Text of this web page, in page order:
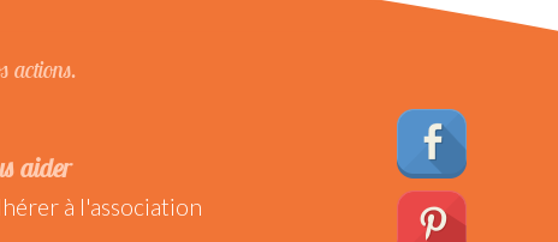
actions.
aider
à l'association